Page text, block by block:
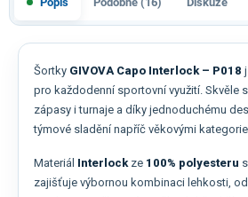
Šortky GIVOVA Capo Interlock – P018
pro každodenní sportovní využití. Skvěle
zápasy i turnaje a díky jednoduchému
týmové sladění napříč věkovými
Materiál Interlockze 100% polyesteru
zajišťuje výbornou kombinaci lehkosti,